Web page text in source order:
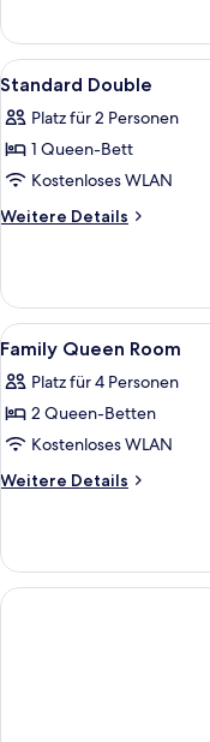
Alle
Fotos
für
Standard
Double
anzeigen
1
Standard Double
Platz für 2 Personen
1 Queen-Bett
Kostenloses WLAN
Weitere Details
Weitere
Double
Alle
Fotos
für
Family
Queen
Room
7
Family Queen Room
Platz für 4 Personen
2 Queen-Betten
Kostenloses WLAN
Weitere Details
Weitere
Queen
Room